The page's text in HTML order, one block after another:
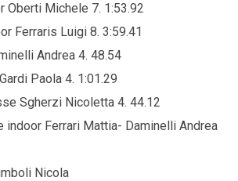
Oberti Michele 7. 1:53.92
Ferraris Luigi 8. 3:59.41
Andrea 4. 48.54
Paola 4. 1:01.29
Sgherzi Nicoletta 4. 44.12
Ferrari Mattia- Daminelli Andrea
Nicola